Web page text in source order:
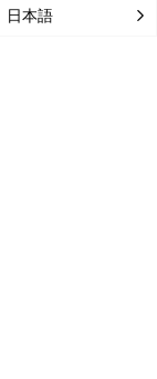
日本語